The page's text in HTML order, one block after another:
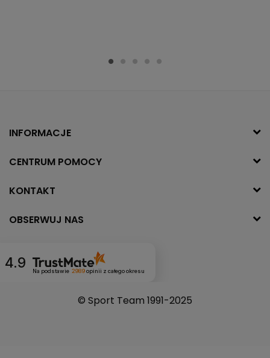
INFORMACJE
CENTRUM POMOCY
KONTAKT
OBSERWUJ NAS
4.9 Na podstawie 2989opinii z całego okresu
© Sport Team 1991-2025